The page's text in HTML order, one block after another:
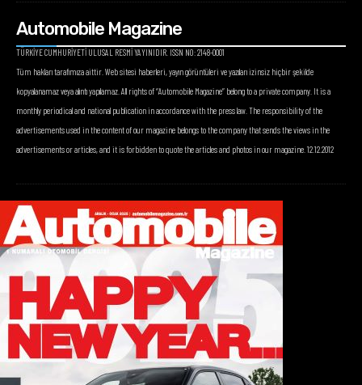
Automobile Magazine
TÜRKİYE CUMHURİYETİ ULUSAL RESMİ YAYINIDIR. ISSN NO: 2148-0001
Tüm hakları tarafımıza aittir. Web sitesi haberleri, yayın görüntüleri ve yazıları izinsiz hiçbir şekilde
kopyalanamaz veya alıntı yapılamaz. All rights of “Automobile Magazine” belong to a private company. It is a
monthly periodical and national publication in accordance with the press law. The responsibility of the
advertisements used in the content of our magazine belongs to the company that sends the views in the
advertisements or articles, and it is forbidden to quote the articles and photos in our magazine. 12.12.2012